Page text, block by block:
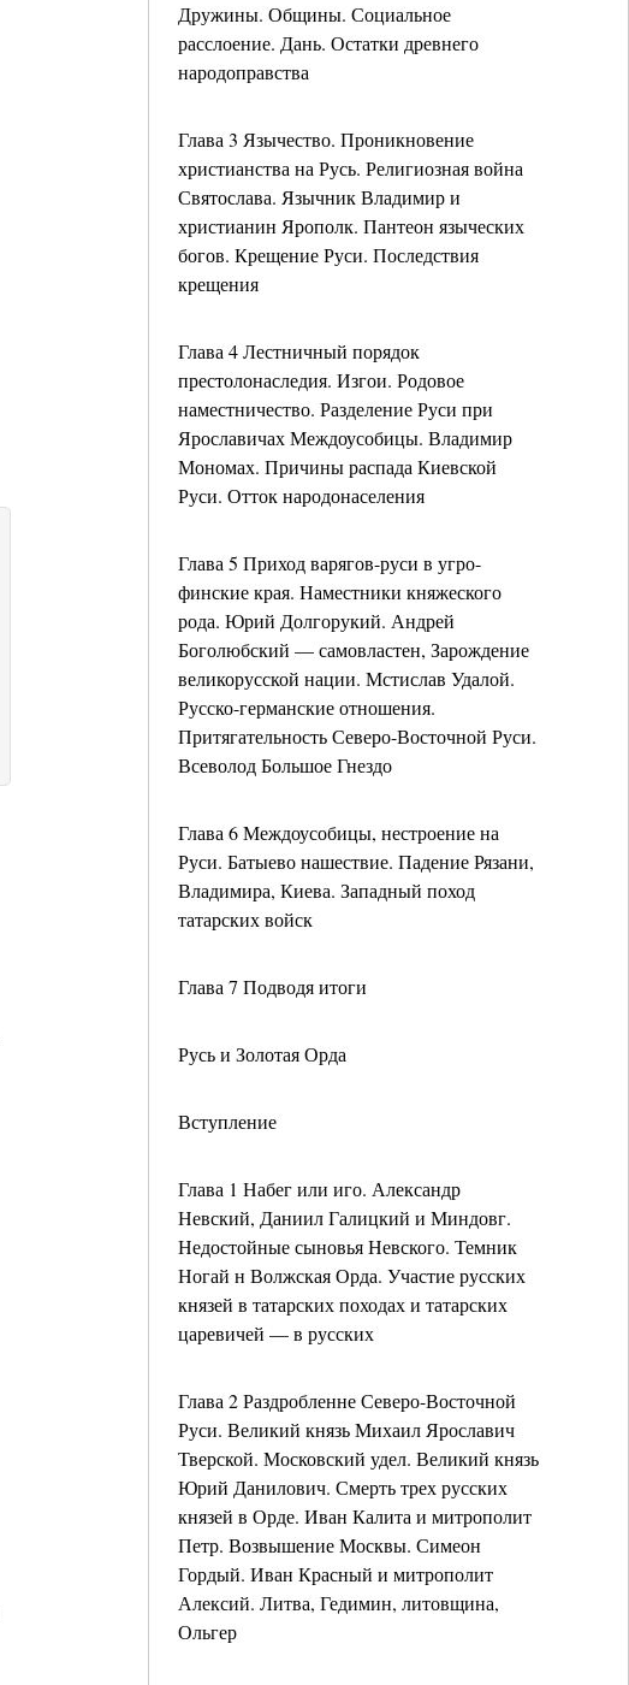
Дружины. Общины. Социальное
расслоение. Дань. Остатки древнего
народоправства
Глава 3 Язычество. Проникновение
христианства на Русь. Религиозная война
Святослава. Язычник Владимир и
христианин Ярополк. Пантеон языческих
богов. Крещение Руси. Последствия
крещения
Глава 4 Лестничный порядок
престолонаследия. Изгои. Родовое
наместничество. Разделение Руси при
Ярославичах Междоусобицы. Владимир
Мономах. Причины распада Киевской
Руси. Отток народонаселения
Глава 5 Приход варягов-руси в угро-
финские края. Наместники княжеского
рода. Юрий Долгорукий. Андрей
Боголюбский — самовластен, Зарождение
великорусской нации. Мстислав Удалой.
Русско-германские отношения.
Притягательность Северо-Восточной Руси.
Всеволод Большое Гнездо
Глава 6 Междоусобицы, нестроение на
Руси. Батыево нашествие. Падение Рязани,
Владимира, Киева. Западный поход
татарских войск
Глава 7 Подводя итоги
Русь и Золотая Орда
Вступление
Глава 1 Набег или иго. Александр
Невский, Даниил Галицкий и Миндовг.
Недостойные сыновья Невского. Темник
Ногай н Волжская Орда. Участие русских
князей в татарских походах и татарских
царевичей — в русских
Глава 2 Раздробленне Северо-Восточной
Руси. Великий князь Михаил Ярославич
Тверской. Московский удел. Великий князь
Юрий Данилович. Смерть трех русских
князей в Орде. Иван Калита и митрополит
Петр. Возвышение Москвы. Симеон
Гордый. Иван Красный и митрополит
Алексий. Литва, Гедимин, литовщина,
Ольгер